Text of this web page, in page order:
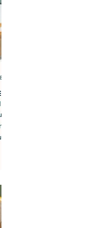
: QUELLES
?
cappuccino ou latte
à les différencier. Nous vous
la…